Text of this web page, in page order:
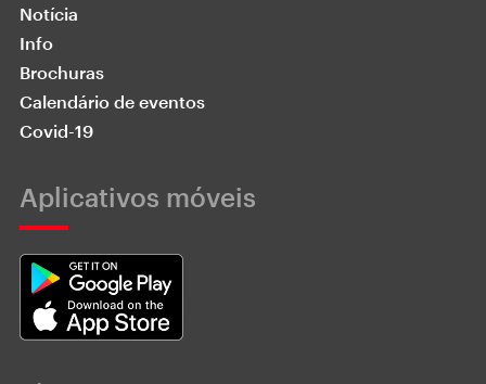
Notícia
Info
Brochuras
Calendário de eventos
Covid-19
Aplicativos móveis